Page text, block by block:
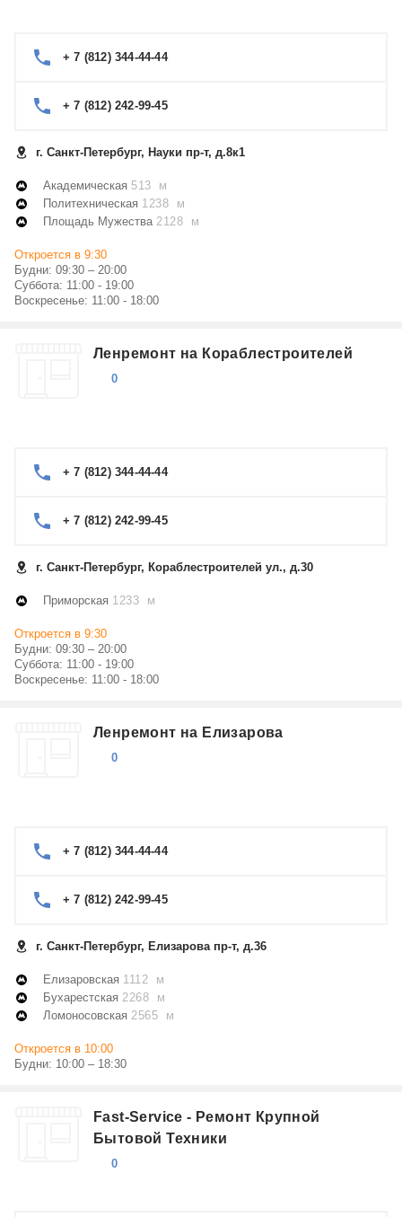
+ 7 (812) 344-44-44
+ 7 (812) 242-99-45
г. Санкт-Петербург, Науки пр-т, д.8к1
Академическая 513 м
Политехническая 1238 м
Площадь Мужества 2128 м
Откроется в 9:30
Будни: 09:30 – 20:00
Суббота: 11:00 - 19:00
Воскресенье: 11:00 - 18:00
Ленремонт на Кораблестроителей
0
+ 7 (812) 344-44-44
+ 7 (812) 242-99-45
г. Санкт-Петербург, Кораблестроителей ул., д.30
Приморская 1233 м
Откроется в 9:30
Будни: 09:30 – 20:00
Суббота: 11:00 - 19:00
Воскресенье: 11:00 - 18:00
Ленремонт на Елизарова
0
+ 7 (812) 344-44-44
+ 7 (812) 242-99-45
г. Санкт-Петербург, Елизарова пр-т, д.36
Елизаровская 1112 м
Бухарестская 2268 м
Ломоносовская 2565 м
Откроется в 10:00
Будни: 10:00 – 18:30
Fast-Service - Ремонт Крупной
Бытовой Техники
0